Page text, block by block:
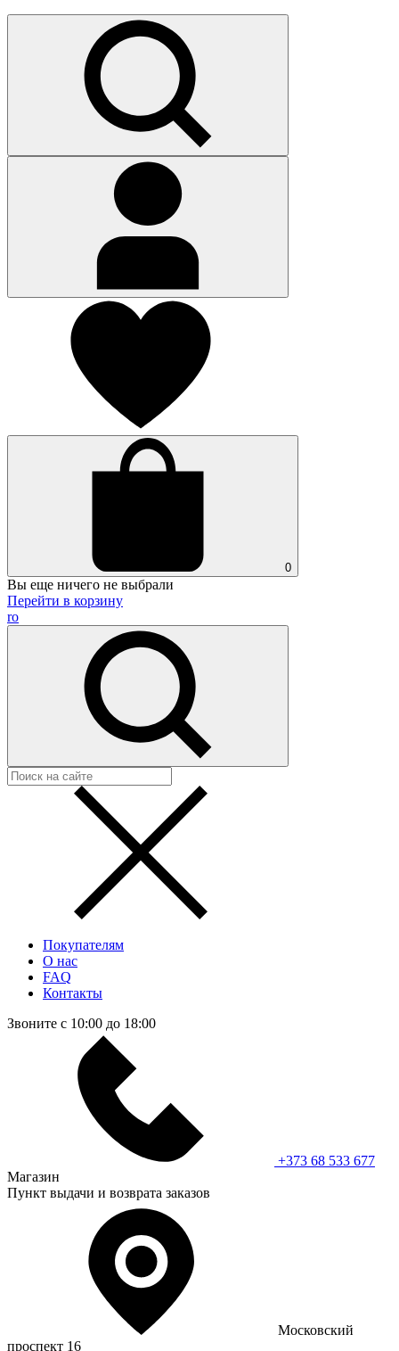
0
Вы еще ничего не выбрали
Перейти в корзину
ro
Покупателям
О нас
FAQ
Контакты
Звоните с 10:00 до 18:00
+373 68 533 677
Магазин
Пункт выдачи и возврата заказов
Московский
проспект 16